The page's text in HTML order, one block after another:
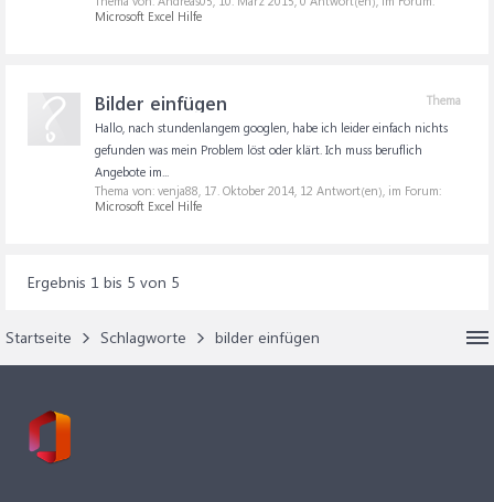
Microsoft Excel Hilfe
Thema
Bilder einfügen
Hallo, nach stundenlangem googlen, habe ich leider einfach nichts
gefunden was mein Problem löst oder klärt. Ich muss beruflich
Angebote im...
Thema von: venja88, 17. Oktober 2014, 12 Antwort(en), im Forum:
Microsoft Excel Hilfe
Ergebnis 1 bis 5 von 5
Startseite Schlagworte bilder einfügen